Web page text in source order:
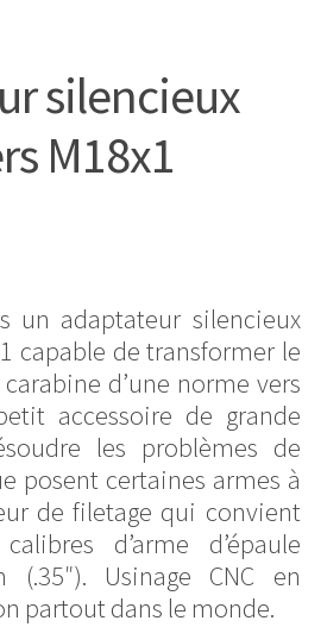
silencieux
M18x1
un adaptateur silencieux
capable de transformer le
d’une norme vers
accessoire de grande
les problèmes de
posent certaines armes à
de filetage qui convient
d’arme d’épaule
(.35″). Usinage CNC en
partout dans le monde.